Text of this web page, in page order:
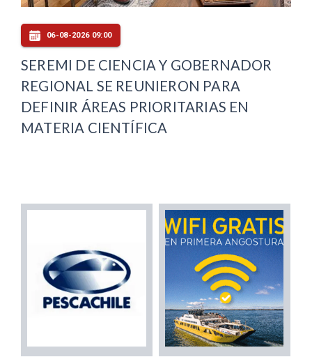
06-08-2026 09:00
SEREMI DE CIENCIA Y GOBERNADOR
REGIONAL SE REUNIERON PARA
DEFINIR ÁREAS PRIORITARIAS EN
MATERIA CIENTÍFICA